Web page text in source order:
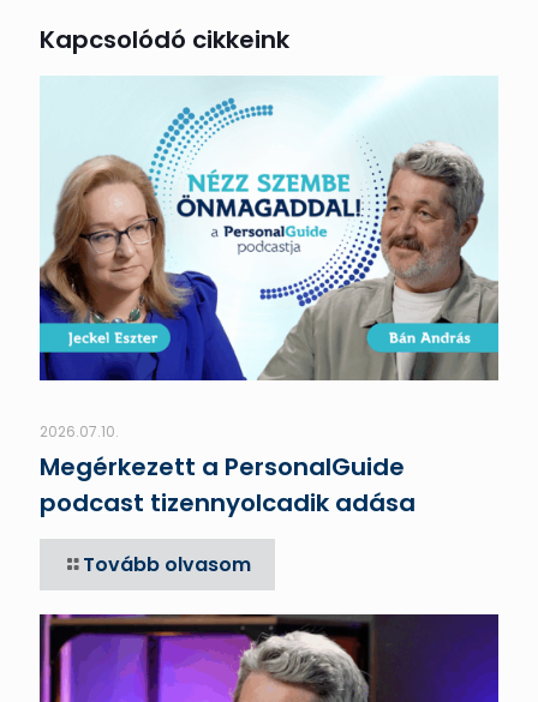
Kapcsolódó cikkeink
2026.07.10.
Megérkezett a PersonalGuide
podcast tizennyolcadik adása
Tovább olvasom